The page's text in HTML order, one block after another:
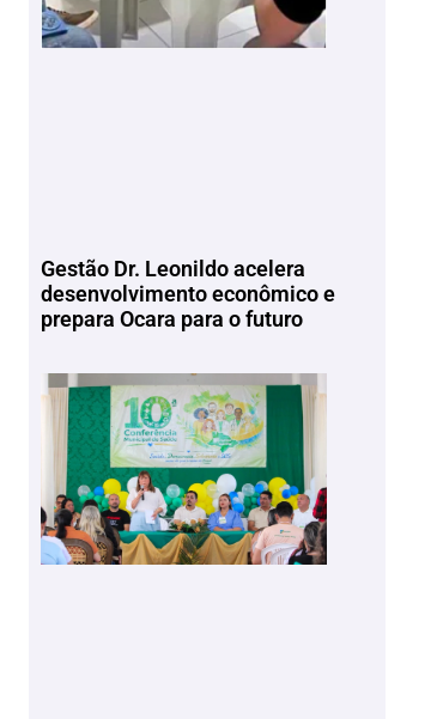
Gestão Dr. Leonildo acelera
desenvolvimento econômico e
prepara Ocara para o futuro